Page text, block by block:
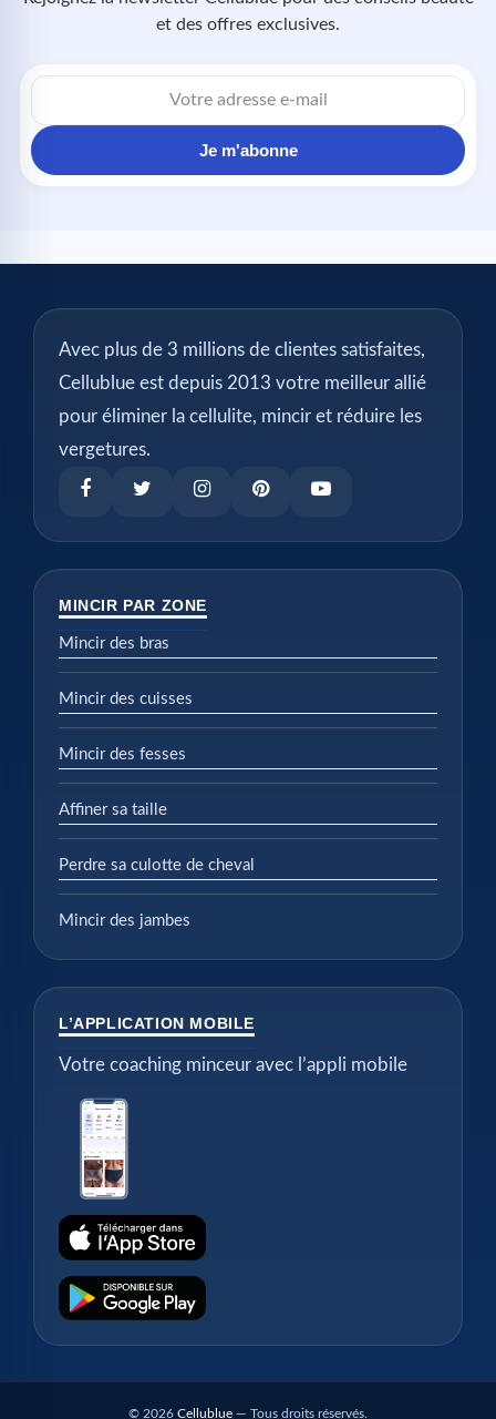
et des offres exclusives.
Adresse
e-
Je m'abonne
Avec plus de 3 millions de clientes satisfaites,
Cellublue est depuis 2013 votre meilleur allié
pour éliminer la cellulite, mincir et réduire les
vergetures.
MINCIR PAR ZONE
Mincir des bras
Mincir des cuisses
Mincir des fesses
Affiner sa taille
Perdre sa culotte de cheval
Mincir des jambes
L’APPLICATION MOBILE
Votre coaching minceur avec l’appli mobile
© 2026 Cellublue — Tous droits réservés.